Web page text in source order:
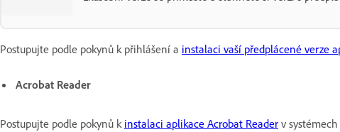
Postupujte podle pokynů k přihlášení a instalaci vaší předplácené verze
Acrobat Reader
Postupujte podle pokynů k instalaci aplikace Acrobat Reader v